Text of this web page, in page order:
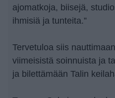
ajomatkoja, biisejä,
ihmisiä ja tunteita.”
Tervetuloa siis
viimeisistä soinnuista ja
ja bilettämään Talin